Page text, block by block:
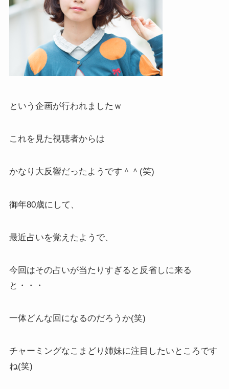
という企画が行われましたｗ
これを見た視聴者からは
かなり大反響だったようです＾＾(笑)
御年80歳にして、
最近占いを覚えたようで、
今回はその占いが当たりすぎると反省しに来る
と・・・
一体どんな回になるのだろうか(笑)
チャーミングなこまどり姉妹に注目したいところです
ね(笑)